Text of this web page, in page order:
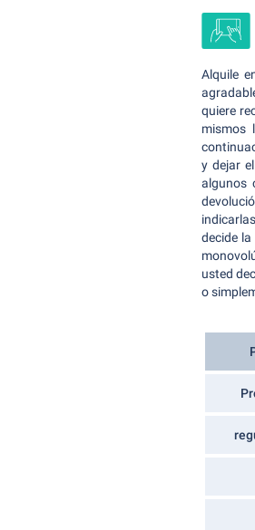
Alquile
quiere
mismos
y dejar
algunos
decide la
usted
o